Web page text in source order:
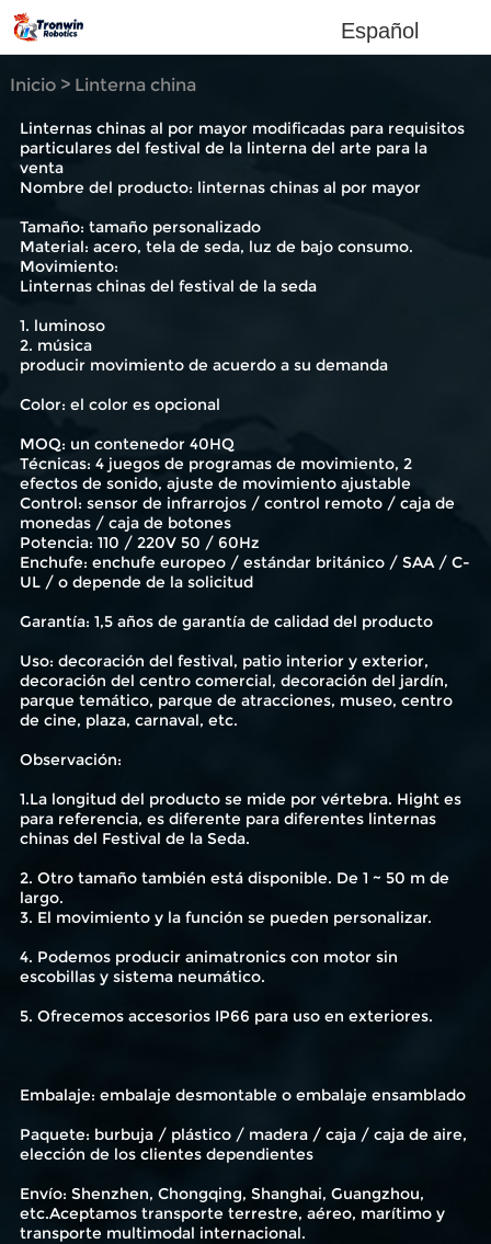
Español
Inicio> Linterna china
Linternas chinas al por mayor modificadas para requisitos
particulares del festival de la linterna del arte para la
venta
Nombre del producto: linternas chinas al por mayor
Tamaño: tamaño personalizado
Material: acero, tela de seda, luz de bajo consumo.
Movimiento:
Linternas chinas del festival de la seda
1. luminoso
2. música
producir movimiento de acuerdo a su demanda
Color: el color es opcional
MOQ: un contenedor 40HQ
Técnicas: 4 juegos de programas de movimiento, 2
efectos de sonido, ajuste de movimiento ajustable
Control: sensor de infrarrojos / control remoto / caja de
monedas / caja de botones
Potencia: 110 / 220V 50 / 60Hz
Enchufe: enchufe europeo / estándar británico / SAA / C-
UL / o depende de la solicitud
Garantía: 1,5 años de garantía de calidad del producto
Uso: decoración del festival, patio interior y exterior,
decoración del centro comercial, decoración del jardín,
parque temático, parque de atracciones, museo, centro
de cine, plaza, carnaval, etc.
Observación:
1.La longitud del producto se mide por vértebra. Hight es
para referencia, es diferente para diferentes linternas
chinas del Festival de la Seda.
2. Otro tamaño también está disponible. De 1 ~ 50 m de
largo.
3. El movimiento y la función se pueden personalizar.
4. Podemos producir animatronics con motor sin
escobillas y sistema neumático.
5. Ofrecemos accesorios IP66 para uso en exteriores.
Embalaje: embalaje desmontable o embalaje ensamblado
Paquete: burbuja / plástico / madera / caja / caja de aire,
elección de los clientes dependientes
Envío: Shenzhen, Chongqing, Shanghai, Guangzhou,
etc.Aceptamos transporte terrestre, aéreo, marítimo y
transporte multimodal internacional.